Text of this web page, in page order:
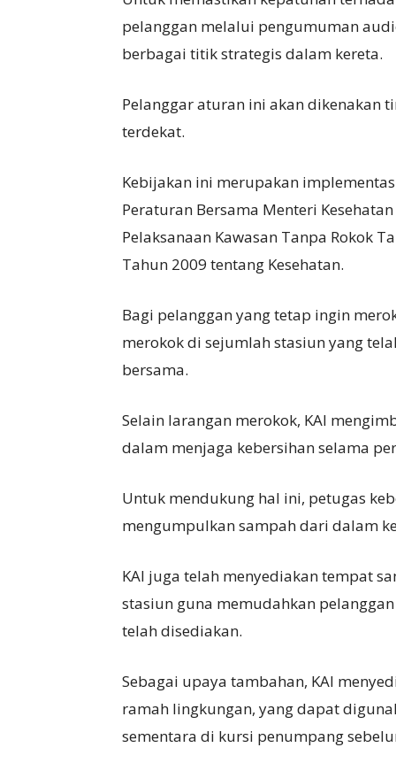
pelanggan melalui pengumuman
berbagai titik strategis dalam kereta.
Pelanggar aturan ini akan dikenakan
terdekat.
Kebijakan ini merupakan
Peraturan Bersama Menteri
Pelaksanaan Kawasan Tanpa Rokok
Tahun 2009 tentang Kesehatan.
Bagi pelanggan yang tetap ingin
merokok di sejumlah stasiun yang
bersama.
Selain larangan merokok, KAI
dalam menjaga kebersihan selama
Untuk mendukung hal ini, petugas
mengumpulkan sampah dari dalam
KAI juga telah menyediakan tempat
stasiun guna memudahkan
telah disediakan.
Sebagai upaya tambahan, KAI
ramah lingkungan, yang dapat
sementara di kursi penumpang